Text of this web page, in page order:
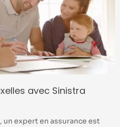
avec Sinistra
expert en assurance est